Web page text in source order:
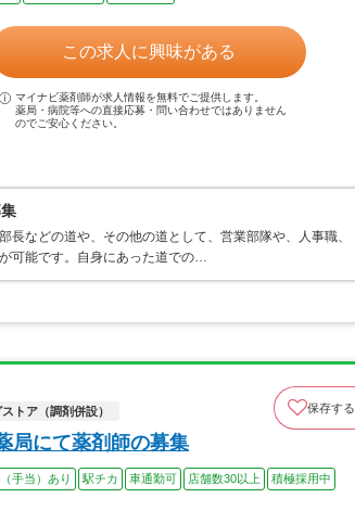
この求人に興味がある
マイナビ薬剤師が求人情報を無料でご提供します。
薬局・病院等への直接応募・問い合わせではありません
のでご安心ください。
などの道や、その他の道として、営業部隊や、人事職、
可能です。自身にあった道での…
ストア（調剤併設） 保存する
局にて薬剤師の募集
手当）あり 駅チカ 車通勤可 店舗数30以上
積極採用中